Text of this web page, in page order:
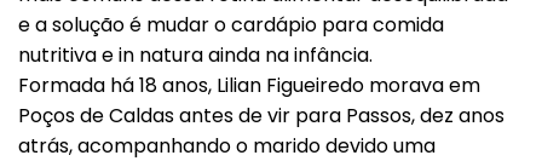
e a solução é mudar o cardápio para comida
nutritiva e in natura ainda na infância.
Formada há 18 anos, Lilian Figueiredo morava em
Poços de Caldas antes de vir para Passos, dez anos
atrás, acompanhando o marido devido uma